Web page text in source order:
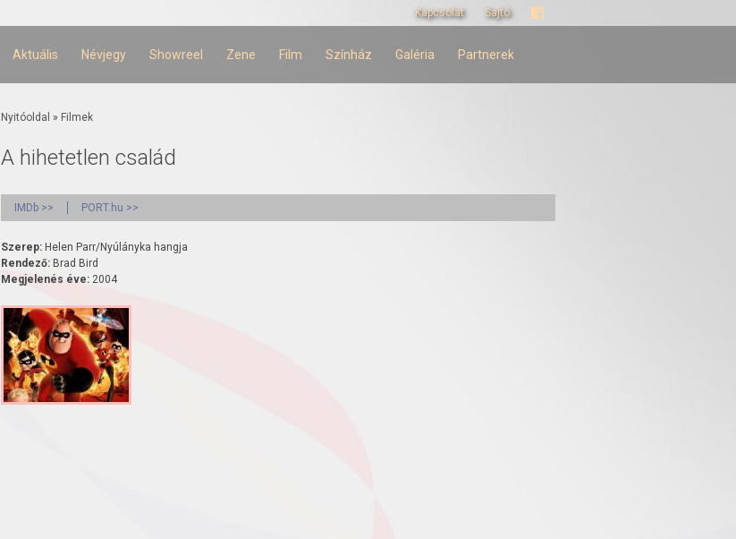
tartalomra
Kapcsolat Sajtó
Aktuális Névjegy Showreel Zene Film Színház Galéria Partnerek
Jelenlegi hely
Nyitóoldal » Filmek
A hihetetlen család
IMDb >> PORT.hu >>
Szerep: Helen Parr/Nyúlányka hangja
Rendező: Brad Bird
Megjelenés éve: 2004